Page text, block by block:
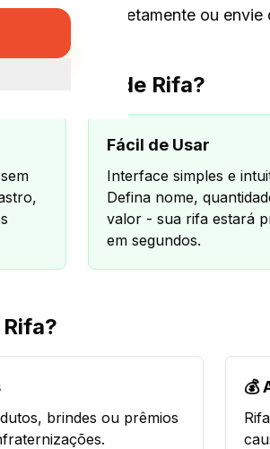
suas rifas diretamente ou
Gerador de Rifa?
Fácil de Usar
Interface simples e
Defina nome,
valor - sua rifa estará
em segundos.
brindes ou prêmios
💰